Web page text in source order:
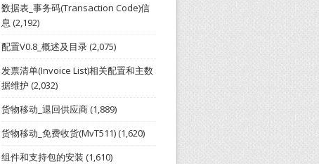
数据表_事务码(Transaction Code)信
息 (2,192)
配置V0.8_概述及目录(2,075)
发票清单(Invoice List)相关配置和主数
据维护 (2,032)
货物移动_退回供应商(1,889)
货物移动_免费收货(MvT511)(1,620)
组件和支持包的安装 (1,610)